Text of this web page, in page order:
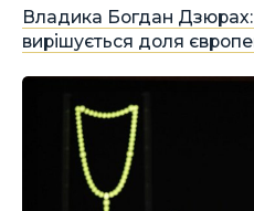
Владика Богдан Дзюрах:
вирішується доля